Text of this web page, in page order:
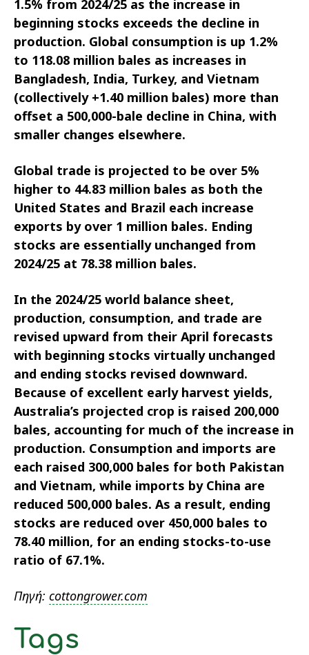
1.5% from 2024/25 as the increase in
beginning stocks exceeds the decline in
production. Global consumption is up 1.2%
to 118.08 million bales as increases in
Bangladesh, India, Turkey, and Vietnam
(collectively +1.40 million bales) more than
offset a 500,000-bale decline in China, with
smaller changes elsewhere.
Global trade is projected to be over 5%
higher to 44.83 million bales as both the
United States and Brazil each increase
exports by over 1 million bales. Ending
stocks are essentially unchanged from
2024/25 at 78.38 million bales.
In the 2024/25 world balance sheet,
production, consumption, and trade are
revised upward from their April forecasts
with beginning stocks virtually unchanged
and ending stocks revised downward.
Because of excellent early harvest yields,
Australia’s projected crop is raised 200,000
bales, accounting for much of the increase in
production. Consumption and imports are
each raised 300,000 bales for both Pakistan
and Vietnam, while imports by China are
reduced 500,000 bales. As a result, ending
stocks are reduced over 450,000 bales to
78.40 million, for an ending stocks-to-use
ratio of 67.1%.
Πηγή: cottongrower.com
Tags